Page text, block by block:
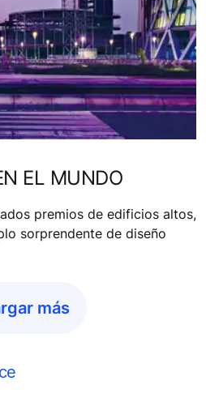
EL MUNDO
premios de edificios altos,
sorprendente de diseño
más